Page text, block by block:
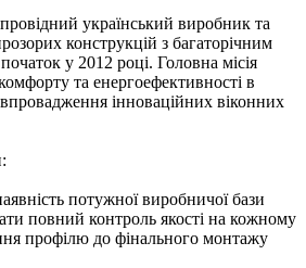
український виробник та
конструкцій з багаторічним
у 2012 році. Головна місія
та енергоефективності в
впровадження інноваційних віконних
потужної виробничої бази
повний контроль якості на кожному
профілю до фінального монтажу